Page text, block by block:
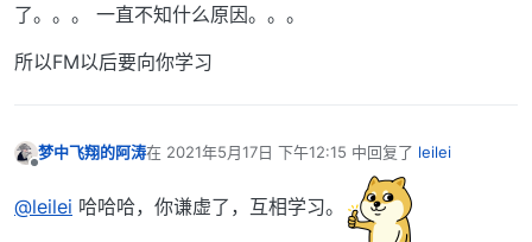
了。。。 一直不知什么原因。。。
所以FM以后要向你学习
梦中飞翔的阿涛在 2021年5月17日 下午12:15 中回复了 leilei
最后由 编辑
@leilei 哈哈哈，你谦虚了，互相学习。